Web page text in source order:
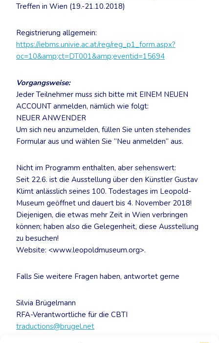
Treffen in Wien (19.-21.10.2018)
Registrierung allgemein:
https://iebms.univie.ac.at/reg/reg_p1_form.aspx?
oc=10&amp;ct=DT001&amp;eventid=15694
Vorgangsweise:
Jeder Teilnehmer muss sich bitte mit EINEM NEUEN
ACCOUNT anmelden, nämlich wie folgt:
NEUER ANWENDER
Um sich neu anzumelden, füllen Sie unten stehendes
Formular aus und wählen Sie “Neu anmelden“ aus.
Nicht im Programm enthalten, aber sehenswert:
Seit 22.6. ist die Ausstellung über den Künstler Gustav
Klimt anlässlich seines 100. Todestages im Leopold-
Museum geöffnet und dauert bis 4. November 2018!
Diejenigen, die etwas mehr Zeit in Wien verbringen
können; haben also die Gelegenheit, diese Ausstellung
zu besuchen!
Website: <www.leopoldmuseum.org>.
Falls Sie weitere Fragen haben, antwortet gerne
Silvia Brügelmann
RFA-Verantwortliche für die CBTI
traductions@brugel.net